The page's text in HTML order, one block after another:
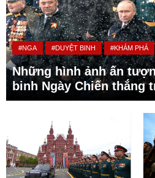
#NGA #DUYỆT BINH #KHÁM PHÁ
Những hình ảnh ấn
binh Ngày Chiến thắng